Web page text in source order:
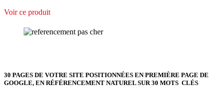
Voir ce produit
30 PAGES DE VOTRE SITE POSITIONNÉES EN PREMIÈRE PAGE DE
GOOGLE, EN RÉFÉRENCEMENT NATUREL SUR 30 MOTS CLÉS